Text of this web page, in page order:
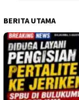
BERITA UTAMA